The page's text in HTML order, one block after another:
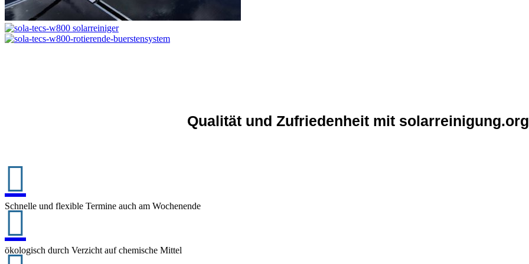
Qualität und Zufriedenheit mit solarreinigung.org

Schnelle und flexible Termine auch am Wochenende

ökologisch durch Verzicht auf chemische Mittel